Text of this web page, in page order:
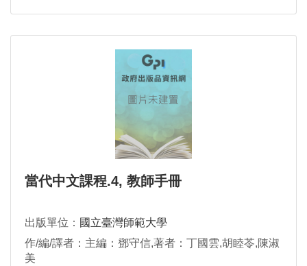
當代中文課程.4, 教師手冊
出版單位： 國立臺灣師範大學
作/編/譯者：主編：鄧守信,著者：丁國雲,胡睦苓,陳淑
美